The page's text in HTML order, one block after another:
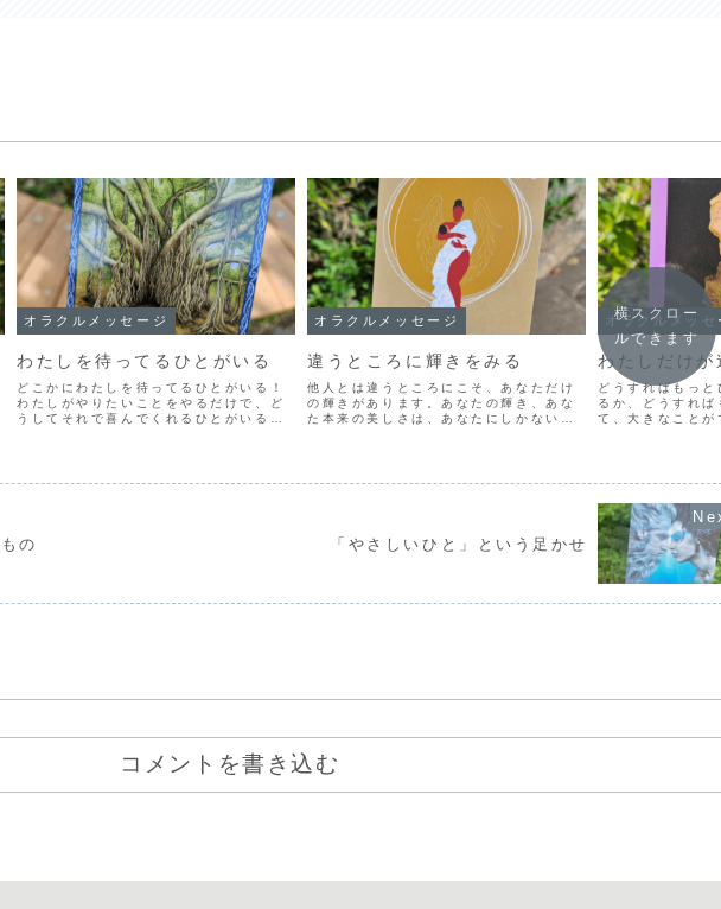
オラクルメッセージ
わたしを待ってるひとがいる
どこかにわたしを待ってるひとがいる！
わたしがやりたいことをやるだけで、ど
うしてそれで喜んでくれるひとがいるだ
考えてみれば、子供のころ...
オラクルメッセージ
違うところに輝きをみる
他人とは違うところにこそ、あなただけ
の輝きがあります。あなたの輝き、あな
た本来の美しさは、あなたにしかないも
が、あなた本来の輝きを引...
オラクルメッセ
わたしだけが
どうすればもっと
るか、どうすれば
て、大きなことが
うことがありま
横スクロー
ルできます
の 「やさしいひと」という足かせ
コメントを書き込む